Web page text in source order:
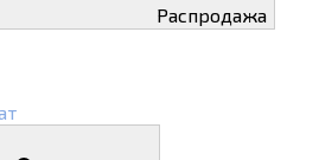
Распродажа